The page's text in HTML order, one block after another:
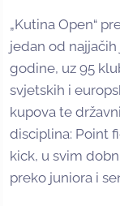
„Kutina Open“
jedan od
godine, uz 95
svjetskih i
kupova te
disciplina: Point
kick, u svim
preko juniora i